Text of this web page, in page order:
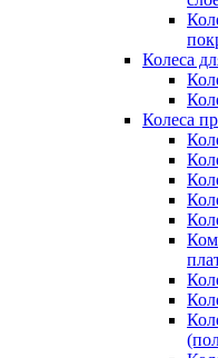
Колеса
Колеса